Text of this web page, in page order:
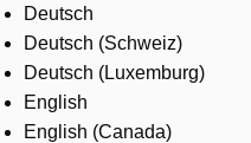
About us
Where to buy
Contact us
Careers
Deutsch
Deutsch (Schweiz)
Deutsch (Luxemburg)
English
English (Canada)